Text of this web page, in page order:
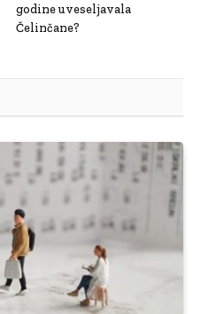
godine uveseljavala
Čelinčane?